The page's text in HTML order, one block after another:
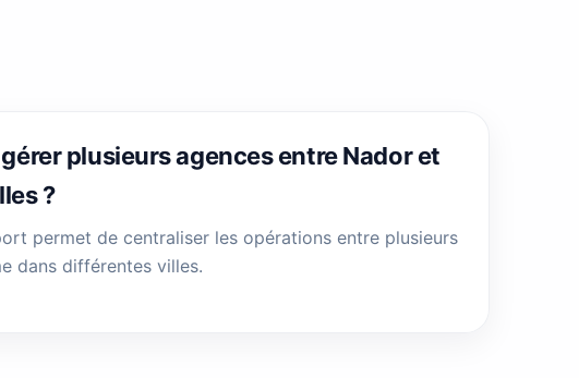
plusieurs agences entre Nador et
?
permet de centraliser les opérations entre plusieurs
dans différentes villes.